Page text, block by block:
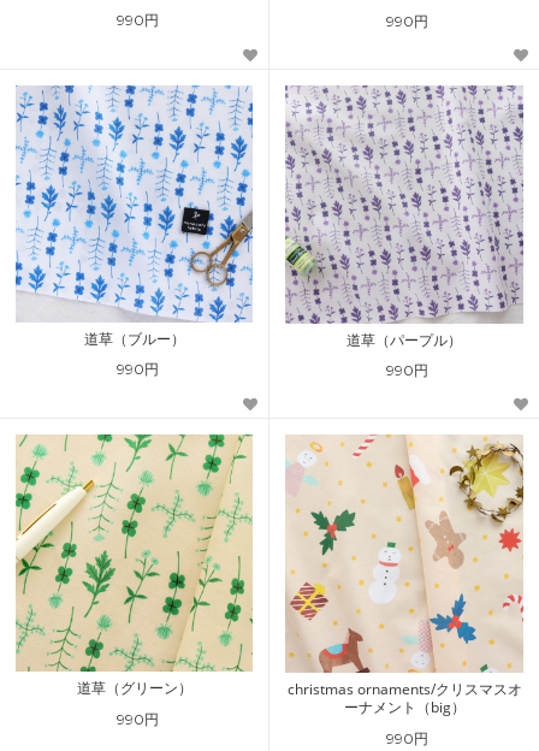
990円 990円
道草（ブルー）
990円
道草（パープル）
990円
道草（グリーン）
990円
christmas ornaments/クリスマスオ
ーナメント（big）
990円